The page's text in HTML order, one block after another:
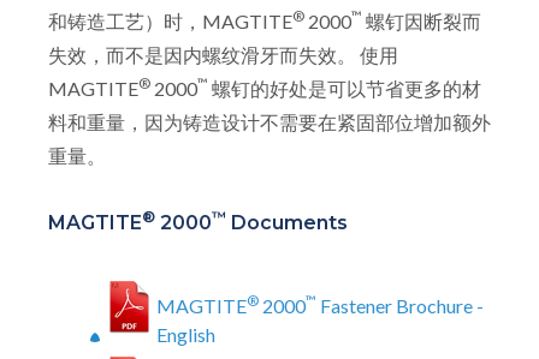
和铸造工艺）时，MAGTITE® 2000™ 螺钉因断裂而
失效，而不是因内螺纹滑牙而失效。 使用
MAGTITE® 2000™ 螺钉的好处是可以节省更多的材
料和重量，因为铸造设计不需要在紧固部位增加额外
重量。
MAGTITE® 2000™ Documents
MAGTITE® 2000™ Fastener Brochure -
English